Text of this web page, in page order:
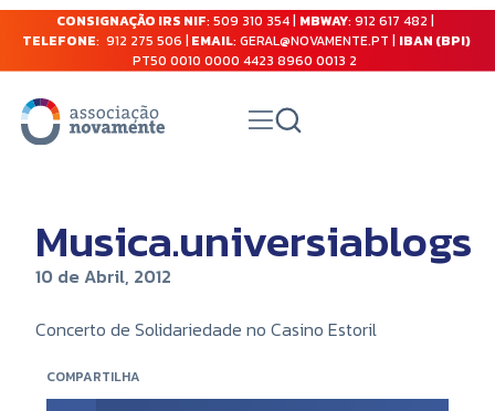
CONSIGNAÇÃO IRS NIF: 509 310 354 | MBWAY: 912 617 482 |
TELEFONE: 912 275 506 | EMAIL: GERAL@NOVAMENTE.PT | IBAN (BPI)
PT50 0010 0000 4423 8960 0013 2
COMPARTILHA
Musica.universiablogs
10 de Abril, 2012
Concerto de Solidariedade no Casino Estoril